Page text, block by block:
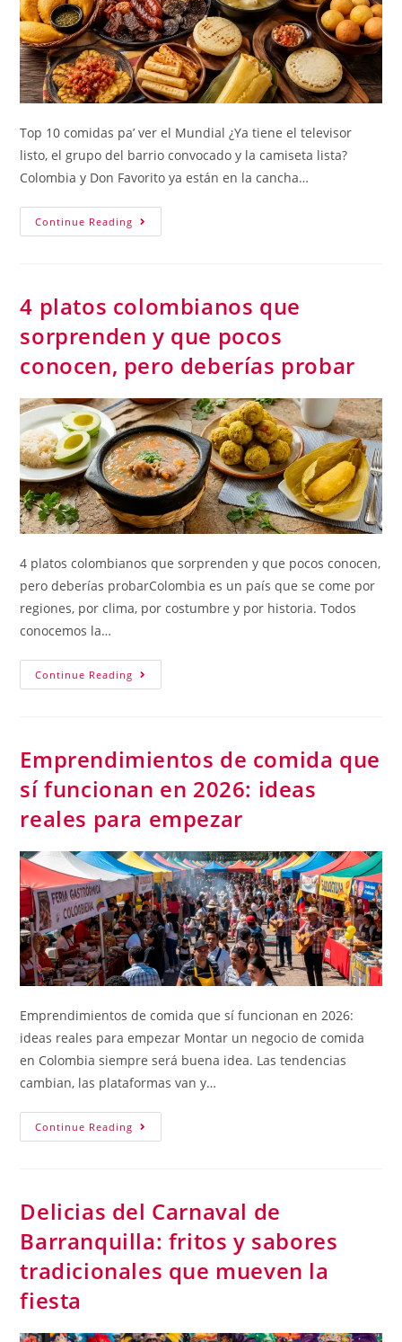
Top 10 comidas pa’ ver el Mundial ¿Ya tiene el televisor
listo, el grupo del barrio convocado y la camiseta lista?
Colombia y Don Favorito ya están en la cancha…
Continue Reading
4 platos colombianos que
sorprenden y que pocos
conocen, pero deberías probar
4 platos colombianos que sorprenden y que pocos conocen,
pero deberías probarColombia es un país que se come por
regiones, por clima, por costumbre y por historia. Todos
conocemos la…
Continue Reading
Emprendimientos de comida que
sí funcionan en 2026: ideas
reales para empezar
Emprendimientos de comida que sí funcionan en 2026:
ideas reales para empezar Montar un negocio de comida
en Colombia siempre será buena idea. Las tendencias
cambian, las plataformas van y…
Continue Reading
Delicias del Carnaval de
Barranquilla: fritos y sabores
tradicionales que mueven la
fiesta